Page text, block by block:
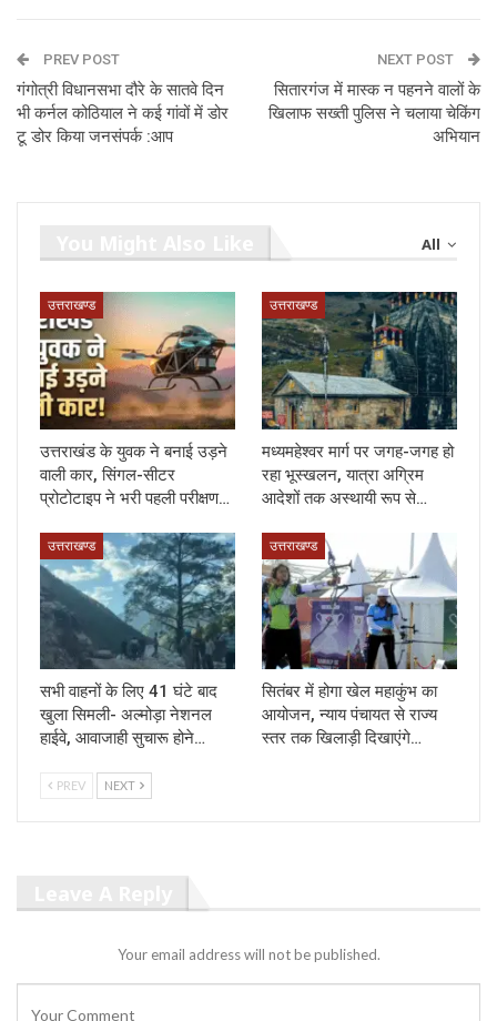
PREV POST
गंगोत्री विधानसभा दौरे के सातवे दिन
भी कर्नल कोठियाल ने कई गांवों में डोर
टू डोर किया जनसंपर्क :आप
NEXT POST
सितारगंज में मास्क न पहनने वालों के
खिलाफ सख्ती पुलिस ने चलाया चेकिंग
अभियान
All
उत्तराखण्ड
उत्तराखंड के युवक ने बनाई उड़ने
वाली कार, सिंगल-सीटर
प्रोटोटाइप ने भरी पहली परीक्षण…
उत्तराखण्ड
मध्यमहेश्वर मार्ग पर जगह-जगह हो
रहा भूस्खलन, यात्रा अग्रिम
आदेशों तक अस्थायी रूप से…
उत्तराखण्ड
सभी वाहनों के लिए 41 घंटे बाद
खुला सिमली- अल्मोड़ा नेशनल
हाईवे, आवाजाही सुचारू होने…
उत्तराखण्ड
सितंबर में होगा खेल महाकुंभ का
आयोजन, न्याय पंचायत से राज्य
स्तर तक खिलाड़ी दिखाएंगे…
PREV NEXT
Your email address will not be published.